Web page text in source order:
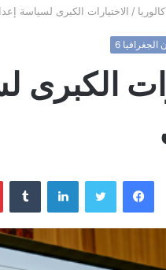
/ الاختيارات الكبرى لسياسة
6
الكبرى
فيسبوك لينكدإن